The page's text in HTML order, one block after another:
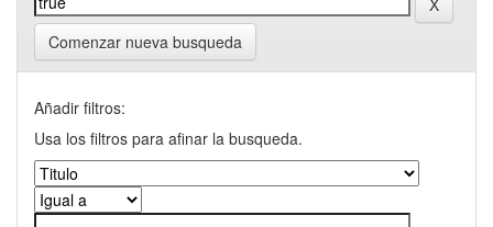
Comenzar nueva busqueda
Añadir filtros:
Usa los filtros para afinar la busqueda.